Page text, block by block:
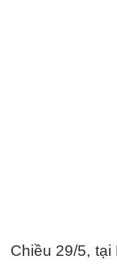
Chiều 29/5,